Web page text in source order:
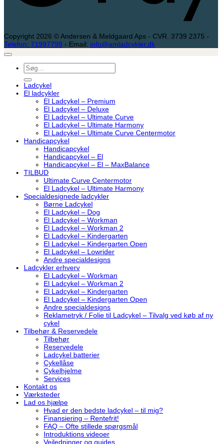
Copyright 2026 © Andersen & Meldgaard Aps - CVR. 3739 2375 -
Telefon: 71997799 - Email: info@amladcykler.dk
Søg
efter:
Ladcykel
El ladcykler
El Ladcykel – Premium
El Ladcykel – Deluxe
El Ladcykel – Ultimate Curve
El Ladcykel – Ultimate Harmony
El Ladcykel – Ultimate Curve Centermotor
Handicapcykel
Handicapcykel
Handicapcykel – El
Handicapcykel – El – MaxBalance
TILBUD
Ultimate Curve Centermotor
El Ladcykel – Ultimate Harmony
Specialdesignede ladcykler
Børne Ladcykel
El Ladcykel – Dog
El Ladcykel – Workman
El Ladcykel – Workman 2
El Ladcykel – Kindergarten
El Ladcykel – Kindergarten Open
El Ladcykel – Lowrider
Andre specialdesigns
Ladcykler erhverv
El Ladcykel – Workman
El Ladcykel – Workman 2
El Ladcykel – Kindergarten
El Ladcykel – Kindergarten Open
Andre specialdesigns
Reklametryk / Folie til Ladcykel – Tilvalg ved køb af ny
cykel
Tilbehør & Reservedele
Tilbehør
Reservedele
Ladcykel batterier
Cykellåse
Cykelhjelme
Services
Kontakt os
Værksteder
Lad os hjælpe
Hvad er den bedste ladcykel – til mig?
Finansiering – Rentefrit!
FAQ – Ofte stillede spørgsmål
Introduktions videoer
Vejledninger og guides